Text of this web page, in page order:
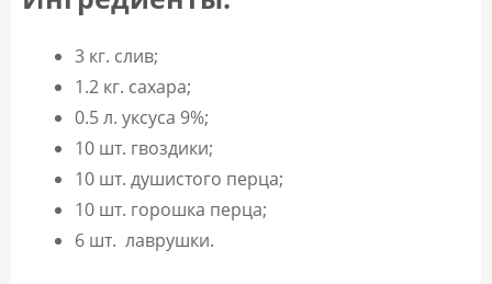
3 кг. слив;
1.2 кг. сахара;
0.5 л. уксуса 9%;
10 шт. гвоздики;
10 шт. душистого перца;
10 шт. горошка перца;
6 шт. лаврушки.